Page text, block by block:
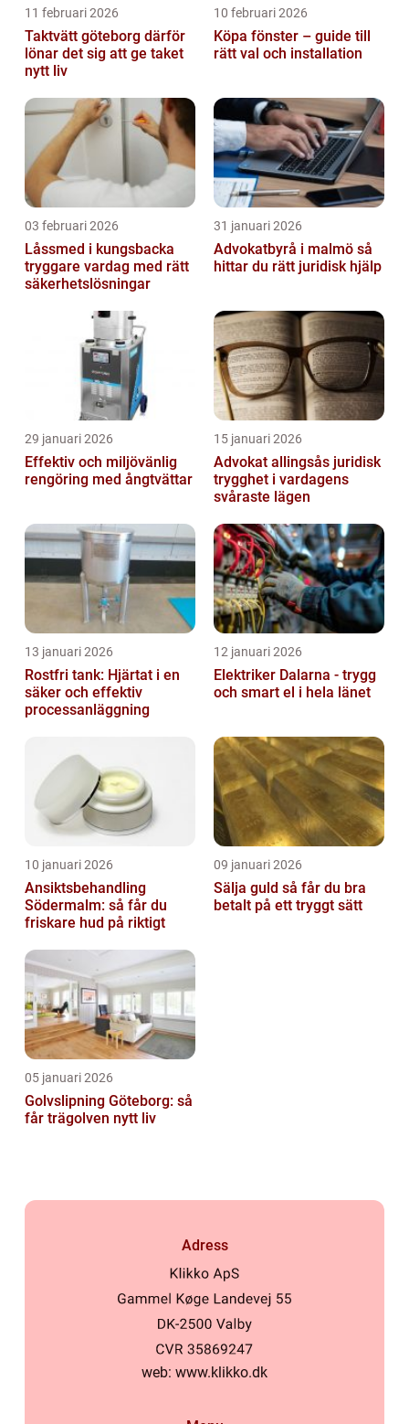
11 februari 2026
Taktvätt göteborg därför
lönar det sig att ge taket
nytt liv
10 februari 2026
Köpa fönster – guide till
rätt val och installation
03 februari 2026
Låssmed i kungsbacka
tryggare vardag med rätt
säkerhetslösningar
31 januari 2026
Advokatbyrå i malmö så
hittar du rätt juridisk hjälp
29 januari 2026
Effektiv och miljövänlig
rengöring med ångtvättar
15 januari 2026
Advokat allingsås juridisk
trygghet i vardagens
svåraste lägen
13 januari 2026
Rostfri tank: Hjärtat i en
säker och effektiv
processanläggning
12 januari 2026
Elektriker Dalarna - trygg
och smart el i hela länet
10 januari 2026
Ansiktsbehandling
Södermalm: så får du
friskare hud på riktigt
09 januari 2026
Sälja guld så får du bra
betalt på ett tryggt sätt
05 januari 2026
Golvslipning Göteborg: så
får trägolven nytt liv
Adress
web: www.klikko.dk